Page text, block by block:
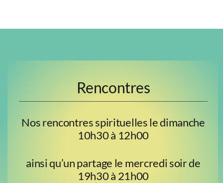
Rencontres
Nos rencontres spirituelles le dimanche
10h30 à 12h00
ainsi qu’un partage le mercredi soir de
19h30 à 21h00